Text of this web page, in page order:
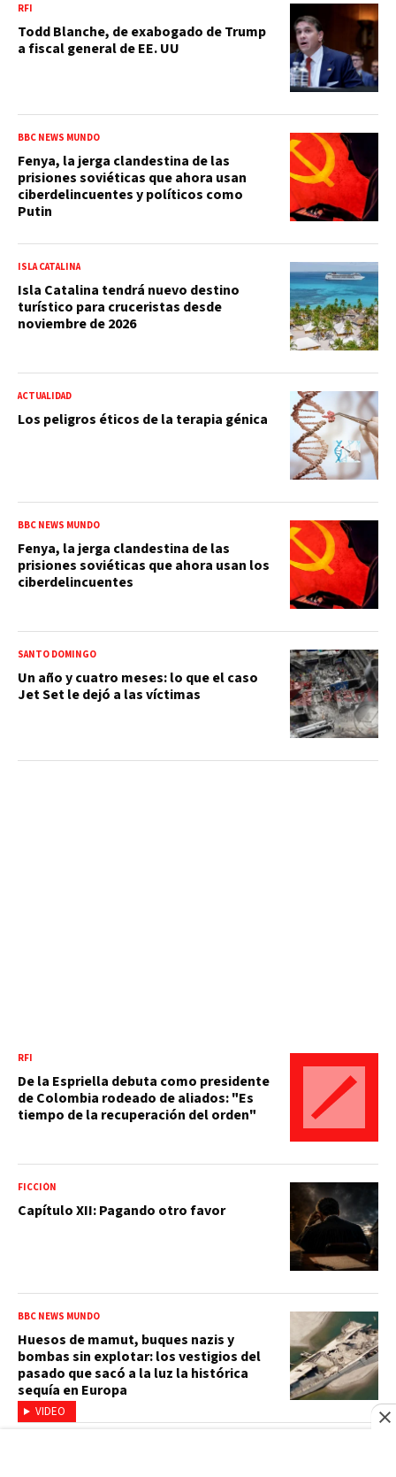
RFI
Todd Blanche, de exabogado de Trump
a fiscal general de EE. UU
BBC NEWS MUNDO
Fenya, la jerga clandestina de las
prisiones soviéticas que ahora usan
ciberdelincuentes y políticos como
Putin
ISLA CATALINA
Isla Catalina tendrá nuevo destino
turístico para cruceristas desde
noviembre de 2026
ACTUALIDAD
Los peligros éticos de la terapia génica
BBC NEWS MUNDO
Fenya, la jerga clandestina de las
prisiones soviéticas que ahora usan los
ciberdelincuentes
SANTO DOMINGO
Un año y cuatro meses: lo que el caso
Jet Set le dejó a las víctimas
RFI
De la Espriella debuta como presidente
de Colombia rodeado de aliados: "Es
tiempo de la recuperación del orden"
FICCIÓN
Capítulo XII: Pagando otro favor
VIDEO
BBC NEWS MUNDO
Huesos de mamut, buques nazis y
bombas sin explotar: los vestigios del
pasado que sacó a la luz la histórica
sequía en Europa